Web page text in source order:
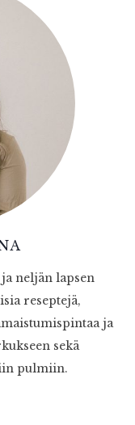
neljän lapsen
reseptejä,
ja
sekä
pulmiin.